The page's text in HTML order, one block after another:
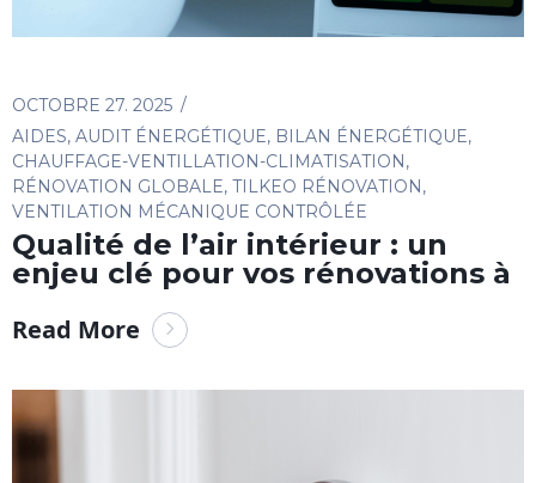
OCTOBRE 27. 2025
AIDES, AUDIT ÉNERGÉTIQUE, BILAN ÉNERGÉTIQUE,
CHAUFFAGE-VENTILLATION-CLIMATISATION,
RÉNOVATION GLOBALE, TILKEO RÉNOVATION,
VENTILATION MÉCANIQUE CONTRÔLÉE
Qualité de l’air intérieur : un
enjeu clé pour vos rénovations à
Read More